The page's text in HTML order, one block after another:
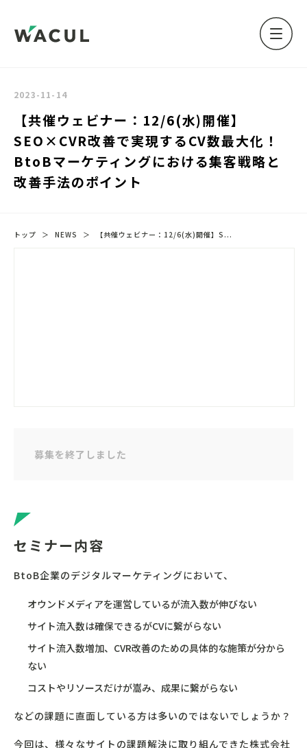
2023-11-14
【共催ウェビナー：12/6(水)開催】
SEO×CVR改善で実現するCV数最大化！
BtoBマーケティングにおける集客戦略と
改善手法のポイント
トップ ＞ NEWS ＞ 【共催ウェビナー：12/6(水)開催】S...
募集を終了しました
セミナー内容
BtoB企業のデジタルマーケティングにおいて、
オウンドメディアを運営しているが流入数が伸びない
サイト流入数は確保できるがCVに繋がらない
サイト流入数増加、CVR改善のための具体的な施策が分から
ない
コストやリソースだけが嵩み、成果に繋がらない
などの課題に直面している方は多いのではないでしょうか？
今回は、様々なサイトの課題解決に取り組んできた株式会社